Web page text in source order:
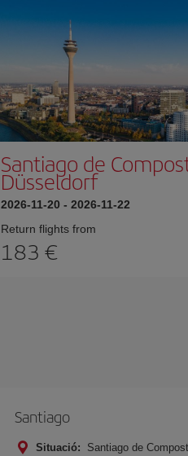
Santiago de
Düsseldorf
2026-11-20 - 2026-11-22
Return flights from
183
Santiago
Situació: Santiago de